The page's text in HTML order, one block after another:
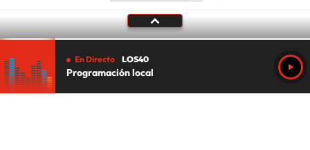
En Directo LOS40
Programación local